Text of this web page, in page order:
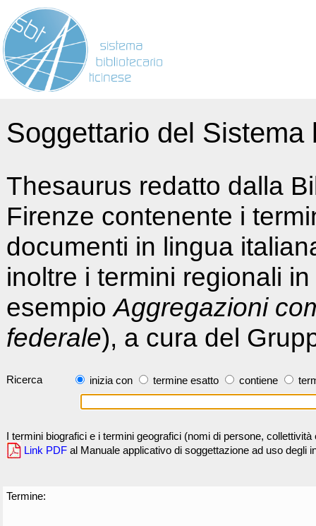
Soggettario del
Thesaurus redatto dalla
Firenze contenente i
documenti in lingua
inoltre i termini regionali
esempioAggregazioni
federale), a cura del
Ricerca inizia con termine esatto contiene
I termini biografici e i termini geografici (nomi di persone,
Link PDF al Manuale applicativo di soggettazione ad uso degli
Termine: